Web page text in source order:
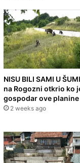
NISU BILI SAMI U
na Rogozni otkrio ko
gospodar ove planine
2 weeks ago